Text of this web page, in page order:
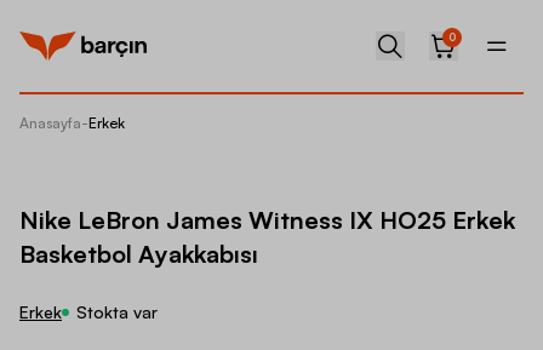
0
Anasayfa-Erkek
Nike LeBron James Witness IX HO25 Erkek
Basketbol Ayakkabısı
Erkek Stokta var